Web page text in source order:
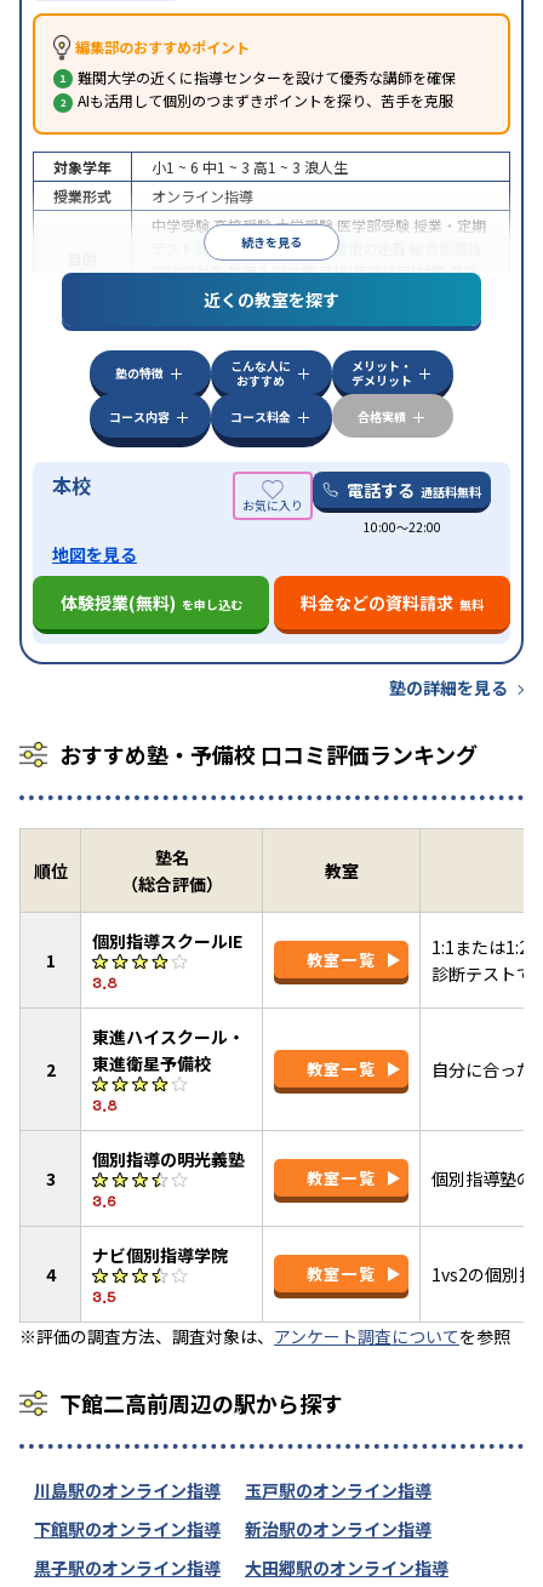
編集部のおすすめポイント
難関大学の近くに指導センターを設けて優秀な講師を確保
AIも活用して個別のつまずきポイントを探り、苦手を克服
続きを見る
対象学年 小1 ~ 6 中1 ~ 3 高1 ~ 3 浪人生
授業形式
オンライン指導
中学受験高校受験大学受験 医学部受験 授業・定期
テスト対策
内申点対策 学習習慣の定着
(旧AO)対策推薦入試対策英検(英語検定)対策漢検
(漢字検定)対策
中高一貫校生に対応成績保証制度あり授業の振替
可能不登校生に対応学習にPC・タブレットを利用
オンライン対応1科目から受講可能
近くの教室を探す
塾の特徴
こんな人に
おすすめ
メリット・
デメリット
コース内容
コース料金 合格実績
本校 電話する 通話料無料
10:00〜22:00
地図を見る
体験授業(無料) を申し込む 料金などの資料請求 無料
塾の詳細を見る
おすすめ塾・予備校 口コミ評価ランキング
順位
塾名
（総合評価）
教室
1
個別指導スクールIE
3.8
教室一覧
1:1または1:2
診断テストで
2
東進ハイスクール・
東進衛星予備校
3.8
教室一覧 自分に合った
3
個別指導の明光義塾
3.6
教室一覧 個別指導塾の
4
ナビ個別指導学院
3.5
教室一覧 1vs2の個別指
※評価の調査方法、調査対象は、 アンケート調査についてを参照
下館二高前周辺の駅から探す
川島駅のオンライン指導
玉戸駅のオンライン指導
下館駅のオンライン指導
新治駅のオンライン指導
黒子駅のオンライン指導
大田郷駅のオンライン指導